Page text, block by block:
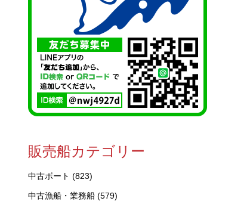
販売船カテゴリー
中古ボート (823)
中古漁船・業務船 (579)